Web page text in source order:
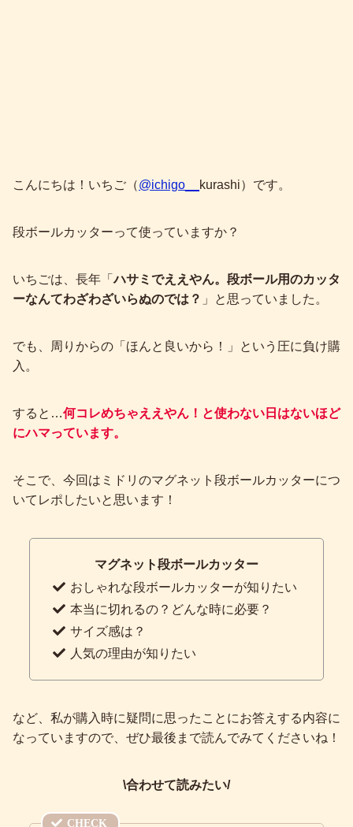
こんにちは！いちご（@ichigo__ kurashi）です。
段ボールカッターって使っていますか？
いちごは、長年「ハサミでええやん。段ボール用のカッタ
ーなんてわざわざいらぬのでは？ 」と思っていました。
でも、周りからの「ほんと良いから！」という圧に負け購
入。
すると…何コレめちゃええやん！と使わない日はないほど
にハマっています。
そこで、今回はミドリのマグネット段ボールカッターにつ
いてレポしたいと思います！
マグネット段ボールカッター
おしゃれな段ボールカッターが知りたい
本当に切れるの？どんな時に必要？
サイズ感は？
人気の理由が知りたい
など、私が購入時に疑問に思ったことにお答えする内容に
なっていますので、ぜひ最後まで読んでみてくださいね！
\合わせて読みたい/